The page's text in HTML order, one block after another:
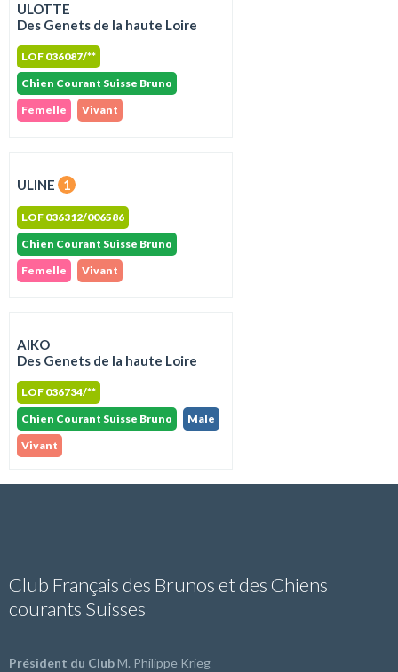
ULOTTE
Des Genets de la haute Loire
LOF 036087/**
Chien Courant Suisse Bruno
Femelle
Vivant
ULINE 1
LOF 036312/006586
Chien Courant Suisse Bruno
Femelle
Vivant
AIKO
Des Genets de la haute Loire
LOF 036734/**
Chien Courant Suisse Bruno
Male
Vivant
Club Français des Brunos et des Chiens
courants Suisses
Président du ClubM. Philippe Krieg